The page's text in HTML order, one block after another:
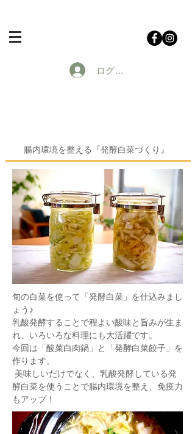
ログイン
腸内環境を整える『発酵白菜づくり』
旬の白菜を使って「発酵白菜」を仕込みまし
ょう♪
乳酸発酵することで程よい酸味と旨みが生ま
れ、いろいろな料理にも大活躍です。
今回は「酸菜白肉鍋」と「発酵白菜餃子」を
作ります。
​ 美味しいだけでなく、乳酸発酵している発
酵白菜を使うことで腸内環境を整え、免疫力
もアップ！